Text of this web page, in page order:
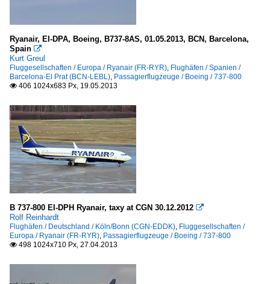
Ryanair, EI-DPA, Boeing, B737-8AS, 01.05.2013, BCN, Barcelona,
Spain 
Kurt Greul
Fluggesellschaften / Europa / Ryanair (FR-RYR), Flughäfen / Spanien /
Barcelona-El Prat (BCN-LEBL), Passagierflugzeuge / Boeing / 737-800
 406 1024x683 Px, 19.05.2013
B 737-800 EI-DPH Ryanair, taxy at CGN 30.12.2012 
Rolf Reinhardt
Flughäfen / Deutschland / Köln/Bonn (CGN-EDDK), Fluggesellschaften /
Europa / Ryanair (FR-RYR), Passagierflugzeuge / Boeing / 737-800
 498 1024x710 Px, 27.04.2013